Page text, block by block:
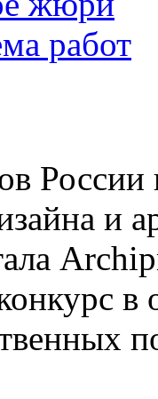
работ
России
и
в